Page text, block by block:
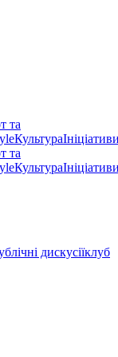
та
Культура
та
Культура
дискусіїклуб